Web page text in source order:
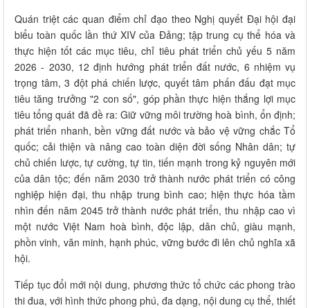
Quán triệt các quan điểm chỉ đạo theo Nghị quyết Đại hội đại
biểu toàn quốc lần thứ XIV của Đảng; tập trung cụ thể hóa và
thực hiện tốt các mục tiêu, chỉ tiêu phát triển chủ yếu 5 năm
2026 - 2030, 12 định hướng phát triển đất nước, 6 nhiệm vụ
trọng tâm, 3 đột phá chiến lược, quyết tâm phấn đấu đạt mục
tiêu tăng trưởng "2 con số", góp phần thực hiện thắng lợi mục
tiêu tổng quát đã đề ra: Giữ vững môi trường hoà bình, ổn định;
phát triển nhanh, bền vững đất nước và bảo vệ vững chắc Tổ
quốc; cải thiện và nâng cao toàn diện đời sống Nhân dân; tự
chủ chiến lược, tự cường, tự tin, tiến mạnh trong kỷ nguyên mới
của dân tộc; đến năm 2030 trở thành nước phát triển có công
nghiệp hiện đại, thu nhập trung bình cao; hiện thực hóa tầm
nhìn đến năm 2045 trở thành nước phát triển, thu nhập cao vì
một nước Việt Nam hoà bình, độc lập, dân chủ, giàu mạnh,
phồn vinh, văn minh, hạnh phúc, vững bước đi lên chủ nghĩa xã
hội.
Tiếp tục đổi mới nội dung, phương thức tổ chức các phong trào
thi đua, với hình thức phong phú, đa dạng, nội dung cụ thể, thiết